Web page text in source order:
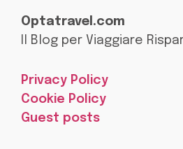
Optatravel.com
Il Blog per Viaggiare
Privacy Policy
Cookie Policy
Guest posts